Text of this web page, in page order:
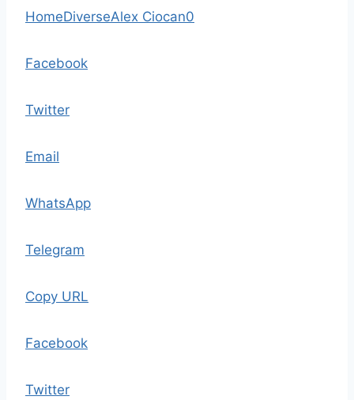
HomeDiverseAlex Ciocan0
Facebook
Twitter
Email
WhatsApp
Telegram
Copy URL
Facebook
Twitter